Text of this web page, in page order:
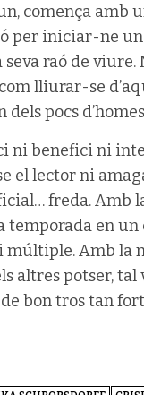
comença amb
per iniciar-ne
seva raó de
lliurar-se
dels pocs
ni benefici ni
el lector ni
freda. Amb
temporada en
múltiple. Amb la
altres potser, tal
bon tros tan